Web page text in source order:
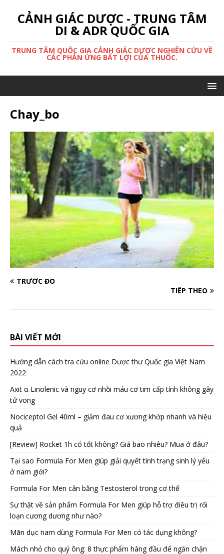
CẢNH GIÁC DƯỢC - TRUNG TÂM
DI & ADR QUỐC GIA
TRUNG TÂM QUỐC GIA CẢNH GIÁC DƯỢC NGHIÊN CỨU VỀ
CÁC PHẢN ỨNG BẤT LỢI CỦA THUỐC.
Chay_bo
TRƯỚC ĐÓ
TIẾP THEO
BÀI VIẾT MỚI
Hướng dẫn cách tra cứu online Dược thư Quốc gia Việt Nam
2022
Axit α-Linolenic và nguy cơ nhồi máu cơ tim cấp tính không gây
tử vong
Nociceptol Gel 40ml – giảm đau cơ xương khớp nhanh và hiệu
quả
[Review] Rocket 1h có tốt không? Giá bao nhiêu? Mua ở đâu?
Tại sao Formula For Men giúp giải quyết tình trạng sinh lý yếu
ở nam giới?
Formula For Men cân bằng Testosterol trong cơ thể
Sự thật về sản phẩm Formula For Men giúp hỗ trợ điều trị rối
loạn cương dương như nào?
Mãn dục nam dùng Formula For Men có tác dụng không?
Mách nhỏ cho quý ông: 8 thực phẩm hàng đầu để ngăn chặn